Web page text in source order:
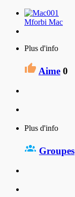
Mforbi Mac
Plus d'info
Aime 0
Plus d'info
Groupes